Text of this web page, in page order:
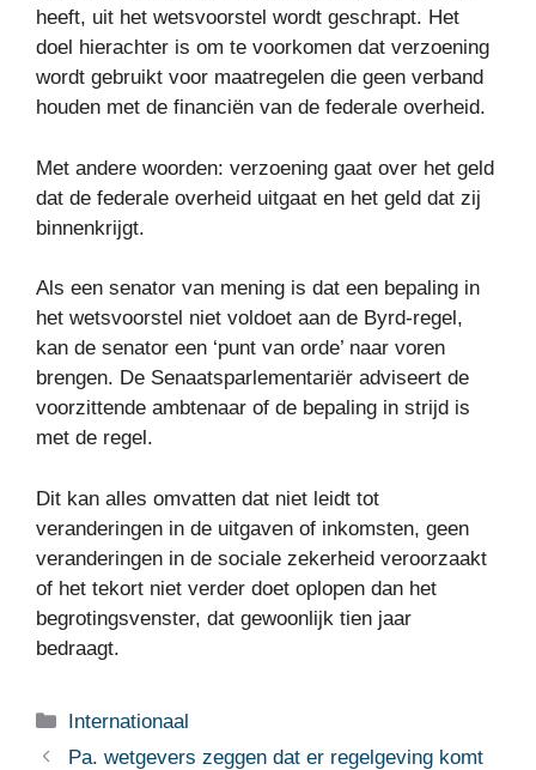
heeft, uit het wetsvoorstel wordt geschrapt. Het
doel hierachter is om te voorkomen dat verzoening
wordt gebruikt voor maatregelen die geen verband
houden met de financiën van de federale overheid.
Met andere woorden: verzoening gaat over het geld
dat de federale overheid uitgaat en het geld dat zij
binnenkrijgt.
Als een senator van mening is dat een bepaling in
het wetsvoorstel niet voldoet aan de Byrd-regel,
kan de senator een ‘punt van orde’ naar voren
brengen. De Senaatsparlementariër adviseert de
voorzittende ambtenaar of de bepaling in strijd is
met de regel.
Dit kan alles omvatten dat niet leidt tot
veranderingen in de uitgaven of inkomsten, geen
veranderingen in de sociale zekerheid veroorzaakt
of het tekort niet verder doet oplopen dan het
begrotingsvenster, dat gewoonlijk tien jaar
bedraagt.
Categorieën
Internationaal
Pa. wetgevers zeggen dat er regelgeving komt